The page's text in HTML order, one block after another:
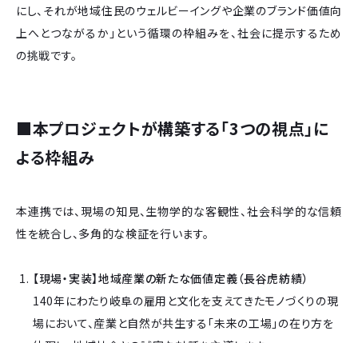
にし、それが地域住民のウェルビーイングや企業のブランド価値向
上へとつながるか」という循環の枠組みを、社会に提示するため
の挑戦です。
■本プロジェクトが構築する「3つの視点」に
よる枠組み
本連携では、現場の知見、生物学的な客観性、社会科学的な信頼
性を統合し、多角的な検証を行います。
【現場・実装】地域産業の新たな価値定義（長谷虎紡績）
140年にわたり岐阜の雇用と文化を支えてきたモノづくりの現
場において、産業と自然が共生する「未来の工場」の在り方を